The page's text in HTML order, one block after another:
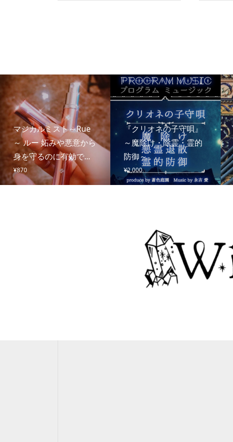
マジカルミスト～Rue
～ ルー 妬みや悪意から
身を守るのに有効で...
¥870
『クリオネの子守唄』
～魔除け・除霊・霊的
防御～
¥2,000